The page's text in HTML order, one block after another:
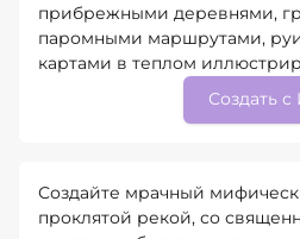
прибрежными деревнями,
паромными маршрутами,
картами в теплом
Создать
Создайте мрачный
проклятой рекой, со